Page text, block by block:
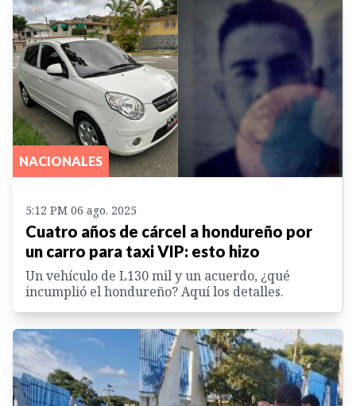
NACIONALES
5:12 PM 06 ago. 2025
Cuatro años de cárcel a hondureño por
un carro para taxi VIP: esto hizo
Un vehículo de L130 mil y un acuerdo, ¿qué
incumplió el hondureño? Aquí los detalles.